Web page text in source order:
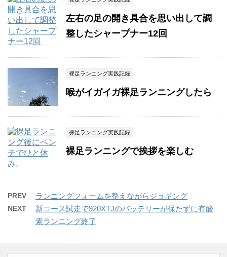
左右の足の開き具合を思い出して調
整したシャープナー12回
裸足ランニング実践記録
喉がイガイガ裸足ランニングしたら
裸足ランニング実践記録
裸足ランニングで挨拶を楽しむ
PREV ランニングフォームを整えながらジョギング
NEXT
新コース試走で920XTJのバッテリーが保たずに有酸
素ランニング終了